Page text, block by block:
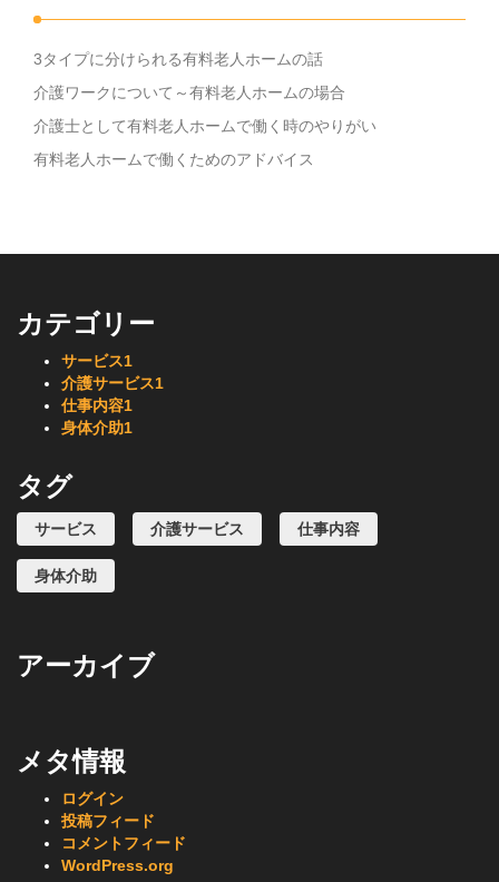
3タイプに分けられる有料老人ホームの話
介護ワークについて～有料老人ホームの場合
介護士として有料老人ホームで働く時のやりがい
有料老人ホームで働くためのアドバイス
カテゴリー
サービス1
介護サービス1
仕事内容1
身体介助1
タグ
サービス 介護サービス 仕事内容
身体介助
アーカイブ
メタ情報
ログイン
投稿フィード
コメントフィード
WordPress.org